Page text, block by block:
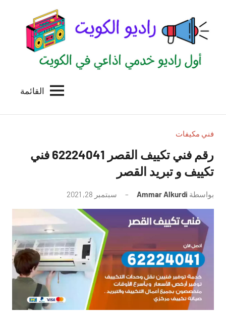
المحتوى
الكويت
للاعلانات
بالكويت
القائمة
فني مكيفات
رقم فني تكييف القصر 62224041 فني
تكييف و تبريد القصر
بواسطة Ammar Alkurdi سبتمبر 28, 2021
توجد
تعليقات